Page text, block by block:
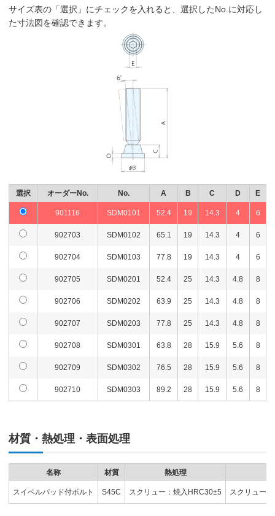
サイズ表の「選択」にチェックを入れると、選択したNo.に対応し
た寸法図を確認できます。
選択 オーダーNo. No. A B C D E
901116 SDM0101 52.4 19 14.3 4 6
902703 SDM0102 65.1 19 14.3 4 6
902704 SDM0103 77.8 19 14.3 4 6
902705 SDM0201 52.4 25 14.3 4.8 8
902706 SDM0202 63.9 25 14.3 4.8 8
902707 SDM0203 77.8 25 14.3 4.8 8
902708 SDM0301 63.8 28 15.9 5.6 8
902709 SDM0302 76.5 28 15.9 5.6 8
902710 SDM0303 89.2 28 15.9 5.6 8
材質・熱処理・表面処理
名称 材質 熱処理
スイベルパッド付ボルト S45C スクリュー：焼入HRC30±5 スクリュー